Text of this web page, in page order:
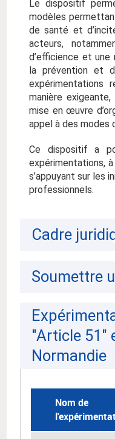
Le dispositif
modèles
de santé et
acteurs,
d’efficience et
la prévention et
expérimentations
manière
mise en œuvre
appel à des modes
Ce dispositif a
expérimentations,
s’appuyant sur les
professionnels.
Cadre
Soumettre
"Article 51"
Normandie
Nom de